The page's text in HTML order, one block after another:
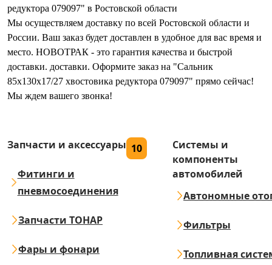
редуктора 079097" в Ростовской области
Мы осуществляем доставку по всей Ростовской области и
России. Ваш заказ будет доставлен в удобное для вас время и
место. НОВОТРАК - это гарантия качества и быстрой
доставки. доставки. Оформите заказ на "Сальник
85x130x17/27 хвостовика редуктора 079097" прямо сейчас!
Мы ждем вашего звонка!
Запчасти и аксессуары 10
Фитинги и
пневмосоединения
Запчасти ТОНАР
Фары и фонари
Системы и
компоненты
автомобилей
Автономные
Фильтры
Топливная